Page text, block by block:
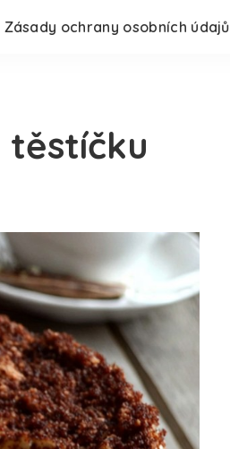
Zásady ochrany osobních údajů
těstíčku